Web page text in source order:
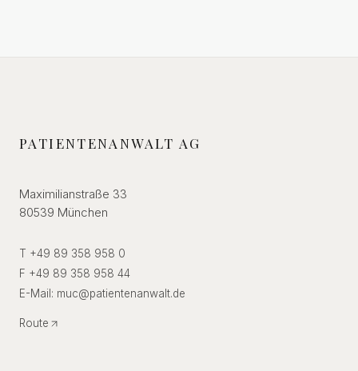
PATIENTENANWALT AG
Maximilianstraße 33
80539 München
T +49 89 358 958 0
F +49 89 358 958 44
E-Mail: muc@patientenanwalt.de
Route